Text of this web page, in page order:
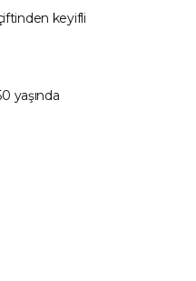
keyifli
yaşında